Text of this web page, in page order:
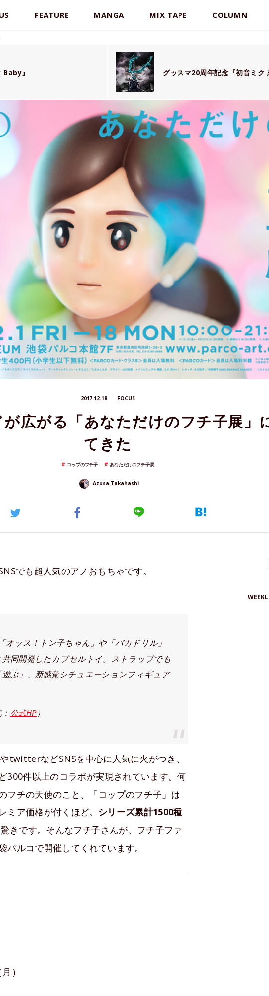
FEATURE MANGA MIX TAPE COLUMN
』 グッスマ20周年記念『初音ミ
2017.12.18 FOCUS
広がる「あなただけのフチ子展」
てきた
コップのフチ子 あなただけのフチ子展
Azusa Takahashi
でも超人気のアノおもちゃです。
ッス！トン子ちゃん」や「バカドリル」
同開発したカプセルトイ。ストラップでも
ぶ」、新感覚シチュエーションフィギュア
公式HP）
twitterなどSNSを中心に人気に火がつき、
300件以上のコラボが実現されています。何
フチの天使のこと、「コップのフチ子」は
ア価格が付くほど。 シリーズ累計1500種
きです。そんなフチ子さんが、フチ子ファ
ルコで開催してくれています。
）